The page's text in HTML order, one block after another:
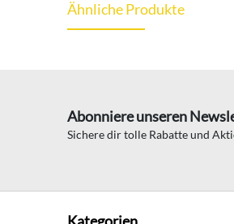
Ähnliche Produkte
Abonniere unseren
Sichere dir tolle Rabatte und